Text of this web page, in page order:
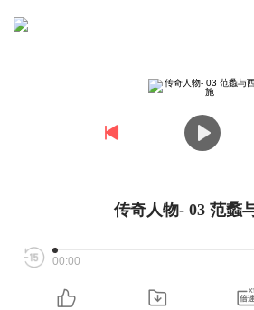
传奇人物- 03 范蠡
00:00